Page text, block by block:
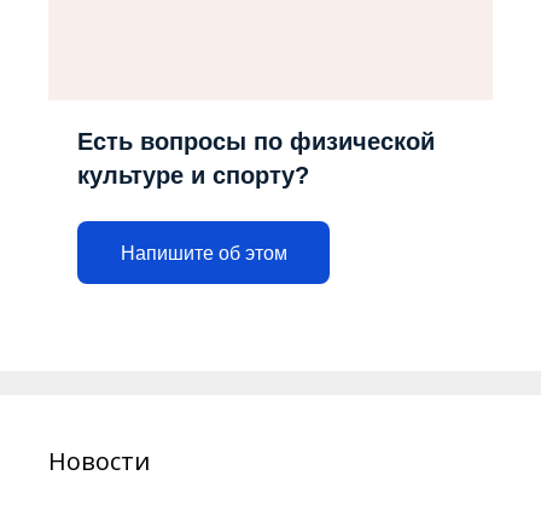
Есть вопросы по физической
культуре и спорту?
Напишите об этом
Новости